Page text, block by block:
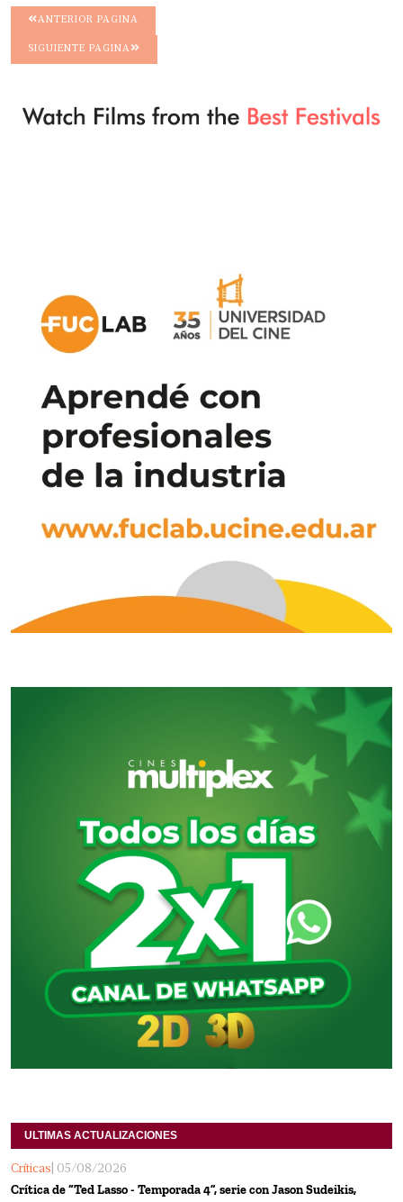
ANTERIOR PAGINA
SIGUIENTE PAGINA
ULTIMAS ACTUALIZACIONES
Críticas | 05/08/2026
Crítica de “Ted Lasso - Temporada 4”, serie con Jason Sudeikis,